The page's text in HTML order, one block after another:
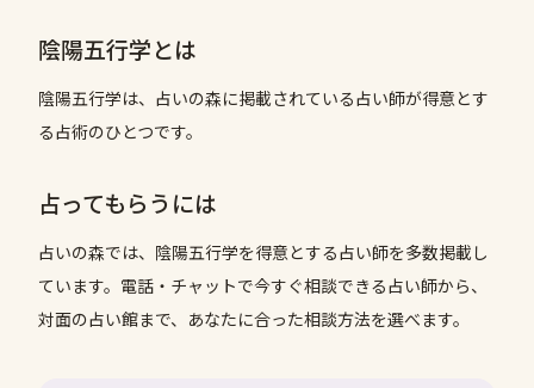
陰陽五行学とは
陰陽五行学は、占いの森に掲載されている占い師が得意とす
る占術のひとつです。
占ってもらうには
占いの森では、 陰陽五行学を得意とする占い師を多数掲載し
ています。電話・チャットで今すぐ相談できる占い師から、
対面の占い館まで、あなたに合った相談方法を選べます。